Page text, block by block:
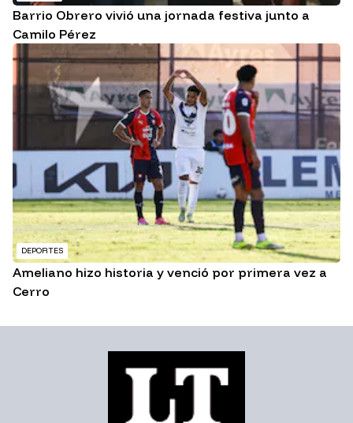
Barrio Obrero vivió una jornada festiva junto a
Camilo Pérez
DEPORTES
Ameliano hizo historia y venció por primera vez a
Cerro